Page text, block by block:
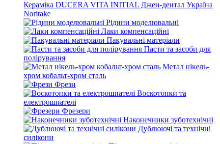
Кераміка DUCERA VITA INITIAL Джен-дентал Україна
Noritake
Рідини моделювальні
Лаки компенсаційні
Пакувальні матеріали
Пасти та засоби для
полірування
Метал нікель-
хром кобальт-хром сталь
Фрези
Воскотопки та
електрошпателі
Фрезери
Наконечники зуботехнічні
Дублюючі та технічні
силікони